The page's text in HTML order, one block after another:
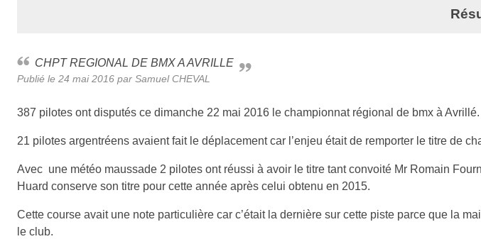
CHPT REGIONAL DE BMX A AVRILLE
Publié le 24 mai 2016 par Samuel CHEVAL
387 pilotes ont disputés ce dimanche 22 mai 2016 le championnat régional de bmx à Avrillé.
21 pilotes argentréens avaient fait le déplacement car l’enjeu était de remporter le titre de
Avec une météo maussade 2 pilotes ont réussi à avoir le titre tant convoité Mr Romain
Huard conserve son titre pour cette année après celui obtenu en 2015.
Cette course avait une note particulière car c’était la dernière sur cette piste parce que la
le club.